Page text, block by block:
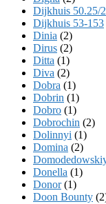
Dijkhuis 50.25/
Dijkhuis 53-153
Dinia (2)
Dirus (2)
Ditta (1)
Diva (2)
Dobra (1)
Dobrin (1)
Dobro (1)
Dobrochin (2)
Dolinnyi (1)
Domina (2)
Donella (1)
Donor(1)
Doon Bounty